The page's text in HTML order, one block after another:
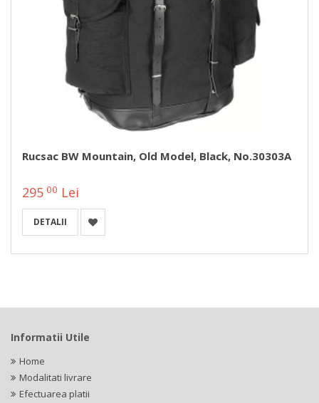
Rucsac BW Mountain, Old Model, Black, No.30303A
295 00 Lei
DETALII
Informatii Utile
Home
Modalitati livrare
Efectuarea platii